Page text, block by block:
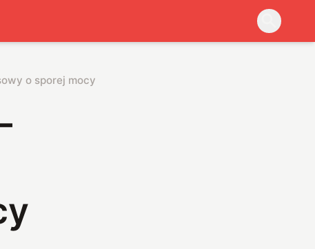
o sporej mocy